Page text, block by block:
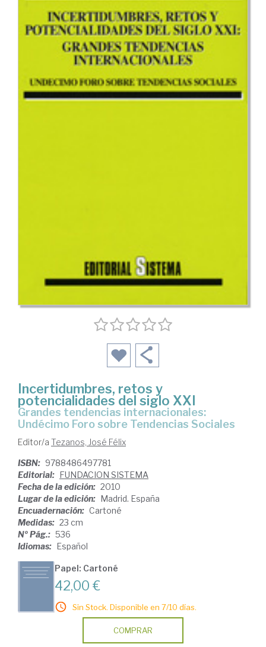
Incertidumbres, retos y
potencialidades del siglo XXI
grandes tendencias internacionales:
Undécimo Foro sobre Tendencias Sociales
Editor/a Tezanos, José Félix
ISBN: 9788486497781
Editorial: FUNDACION SISTEMA
Fecha de la edición: 2010
Lugar de la edición: Madrid. España
Encuadernación: Cartoné
Medidas: 23 cm
Nº Pág.: 536
Idiomas: Español
Papel: Cartoné
42,00 €
Sin Stock. Disponible en 7/10 días.
COMPRAR